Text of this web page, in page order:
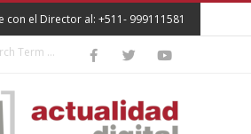
con el Director al: +511- 999111581